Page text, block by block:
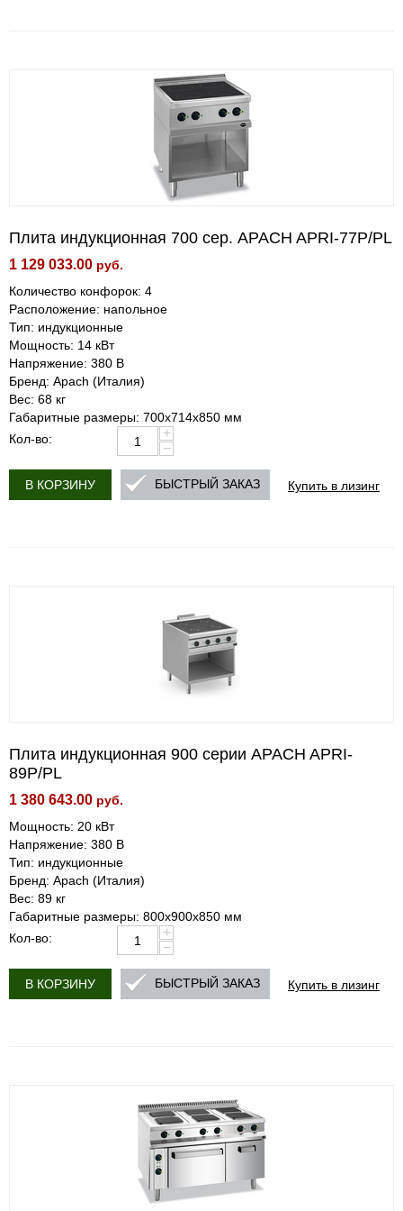
Плита индукционная 700 сер. APACH APRI-77P/PL
1 129 033.00 руб.
Количество конфорок: 4
Расположение: напольное
Тип: индукционные
Мощность: 14 кВт
Напряжение: 380 В
Бренд: Apach (Италия)
Вес: 68 кг
Габаритные размеры: 700х714х850 мм
Кол-во:
+
−
В КОРЗИНУ Купить в лизинг
БЫСТРЫЙ ЗАКАЗ
Плита индукционная 900 серии APACH APRI-
89P/PL
1 380 643.00 руб.
Мощность: 20 кВт
Напряжение: 380 В
Тип: индукционные
Бренд: Apach (Италия)
Вес: 89 кг
Габаритные размеры: 800х900х850 мм
Кол-во:
+
−
В КОРЗИНУ Купить в лизинг
БЫСТРЫЙ ЗАКАЗ